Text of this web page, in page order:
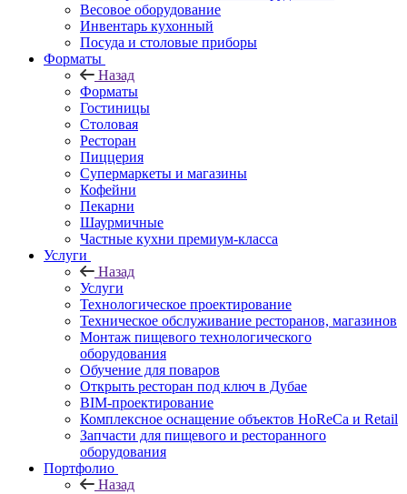
Весовое оборудование
Инвентарь кухонный
Посуда и столовые приборы
Форматы
Назад
Форматы
Гостиницы
Столовая
Ресторан
Пиццерия
Супермаркеты и магазины
Кофейни
Пекарни
Шаурмичные
Частные кухни премиум-класса
Услуги
Назад
Услуги
Технологическое проектирование
Техническое обслуживание ресторанов, магазинов
Монтаж пищевого технологического
оборудования
Обучение для поваров
Открыть ресторан под ключ в Дубае
BIM-проектирование
Комплексное оснащение объектов HoReCa и Retail
Запчасти для пищевого и ресторанного
оборудования
Портфолио
Назад